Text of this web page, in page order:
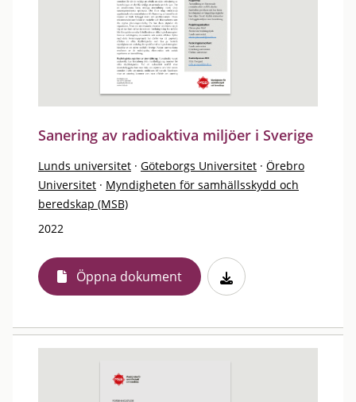
Sanering av radioaktiva miljöer i Sverige
Lunds universitet · Göteborgs Universitet · Örebro
Universitet · Myndigheten för samhällsskydd och
beredskap (MSB)
2022
Öppna dokument